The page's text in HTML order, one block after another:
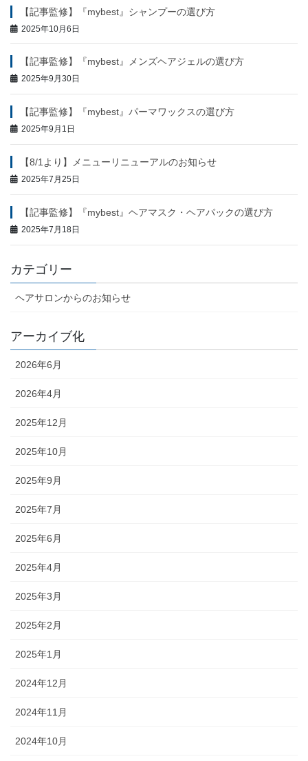
【記事監修】『mybest』シャンプーの選び方
2025年10月6日
【記事監修】『mybest』メンズヘアジェルの選び方
2025年9月30日
【記事監修】『mybest』パーマワックスの選び方
2025年9月1日
【8/1より】メニューリニューアルのお知らせ
2025年7月25日
【記事監修】『mybest』ヘアマスク・ヘアパックの選び方
2025年7月18日
カテゴリー
ヘアサロンからのお知らせ
アーカイブ化
2026年6月
2026年4月
2025年12月
2025年10月
2025年9月
2025年7月
2025年6月
2025年4月
2025年3月
2025年2月
2025年1月
2024年12月
2024年11月
2024年10月